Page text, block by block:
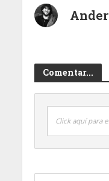
Comentar...
Click aquí para